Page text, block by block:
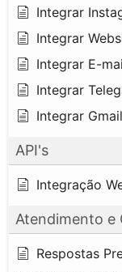
Integrar
Integrar
Integrar E-
Integrar
Integrar Gmail
API's
Integração
Atendimento e
Respostas